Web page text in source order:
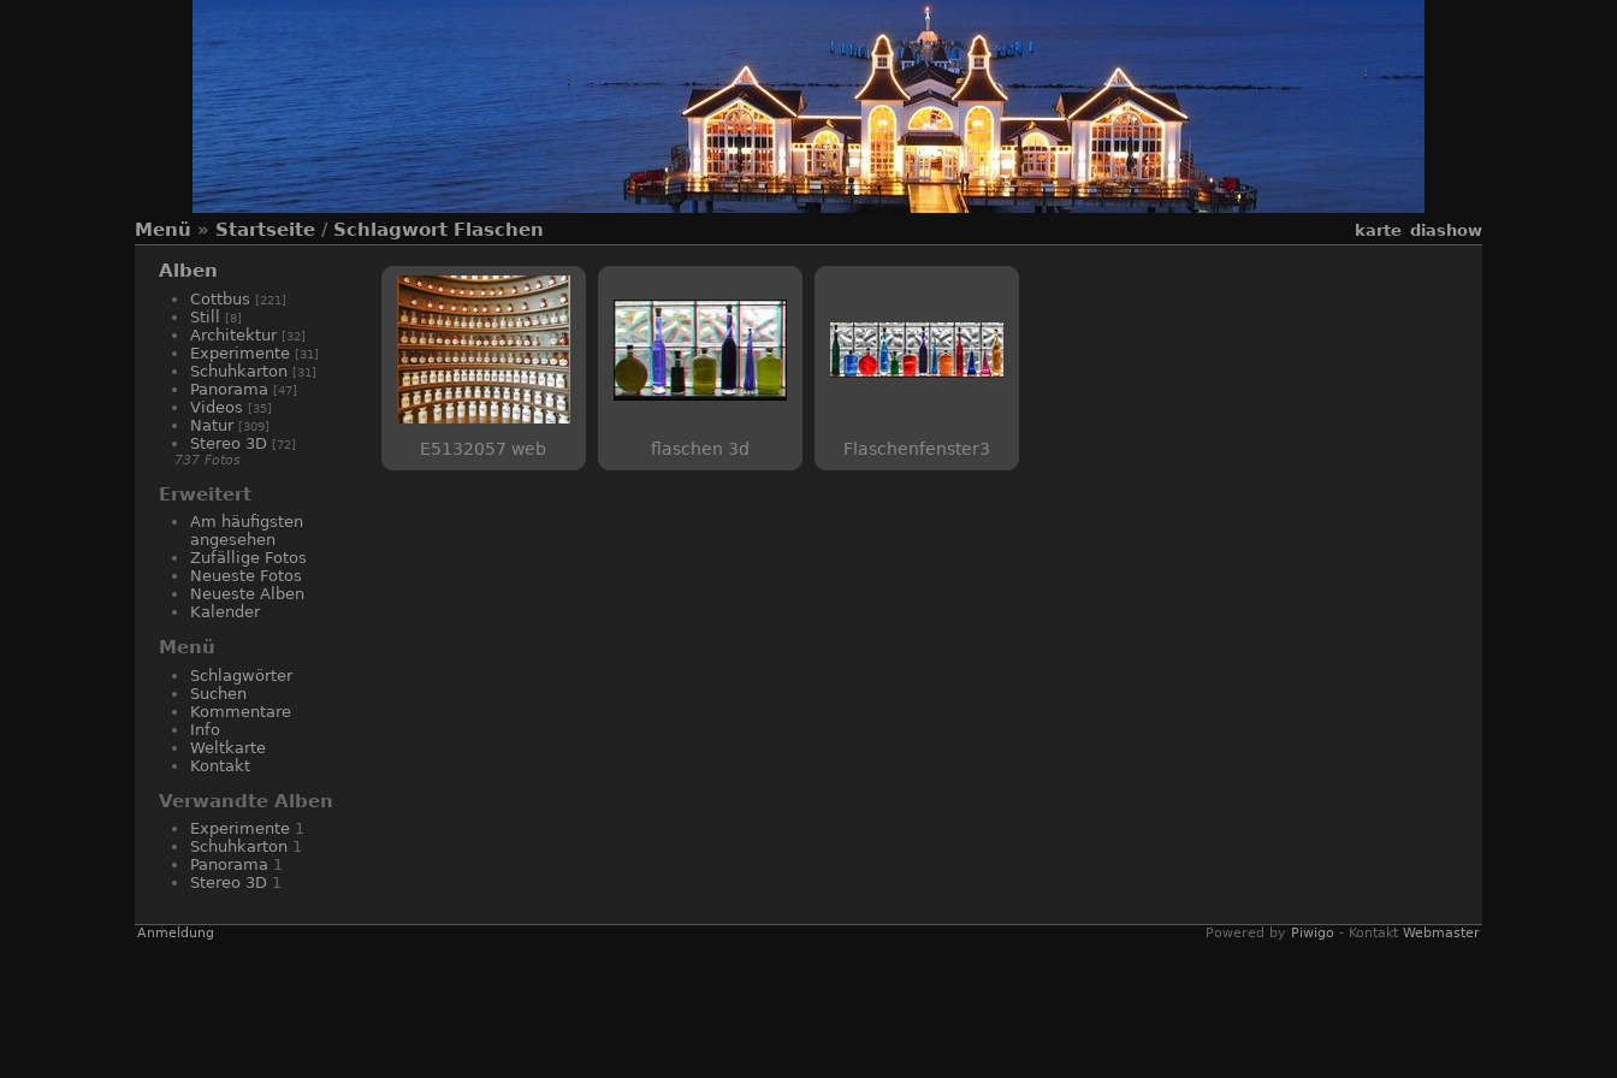
Menü » Startseite / Schlagwort Flaschen karte diashow
Alben
Cottbus [221]
Still [8]
Architektur [32]
Experimente [31]
Schuhkarton [31]
Panorama [47]
Videos [35]
Natur [309]
Stereo 3D [72]
737 Fotos
Erweitert
Am häufigsten
angesehen
Zufällige Fotos
Neueste Fotos
Neueste Alben
Kalender
Menü
Schlagwörter
Suchen
Kommentare
Info
Weltkarte
Kontakt
Verwandte Alben
Experimente 1
Schuhkarton 1
Panorama 1
Stereo 3D 1
E5132057 web flaschen 3d Flaschenfenster3
Anmeldung Powered by Piwigo - Kontakt Webmaster